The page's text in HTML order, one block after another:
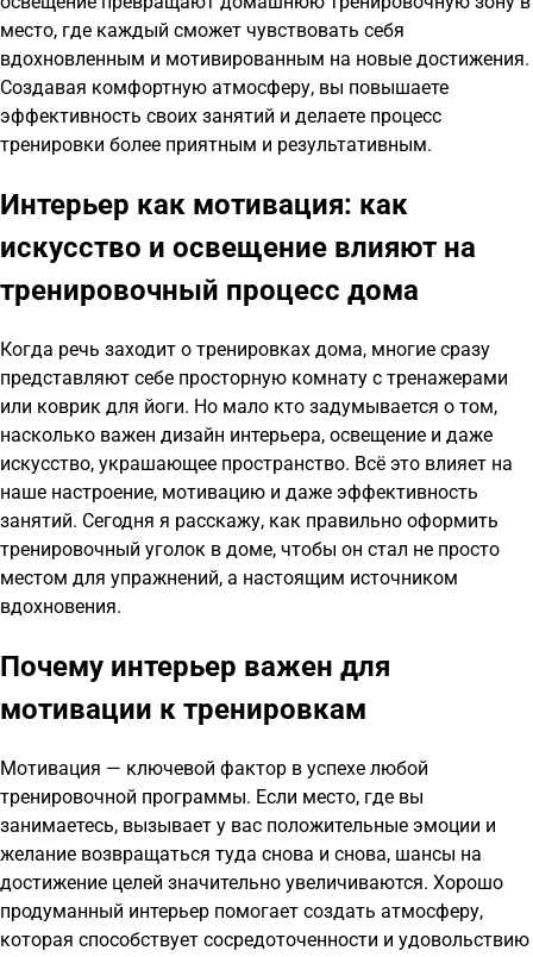
место, где каждый сможет чувствовать себя
вдохновленным и мотивированным на новые достижения.
Создавая комфортную атмосферу, вы повышаете
эффективность своих занятий и делаете процесс
тренировки более приятным и результативным.
Интерьер как мотивация: как
искусство и освещение влияют на
тренировочный процесс дома
Когда речь заходит о тренировках дома, многие сразу
представляют себе просторную комнату с тренажерами
или коврик для йоги. Но мало кто задумывается о том,
насколько важен дизайн интерьера, освещение и даже
искусство, украшающее пространство. Всё это влияет на
наше настроение, мотивацию и даже эффективность
занятий. Сегодня я расскажу, как правильно оформить
тренировочный уголок в доме, чтобы он стал не просто
местом для упражнений, а настоящим источником
вдохновения.
Почему интерьер важен для
мотивации к тренировкам
Мотивация — ключевой фактор в успехе любой
тренировочной программы. Если место, где вы
занимаетесь, вызывает у вас положительные эмоции и
желание возвращаться туда снова и снова, шансы на
достижение целей значительно увеличиваются. Хорошо
продуманный интерьер помогает создать атмосферу,
которая способствует сосредоточенности и удовольствию